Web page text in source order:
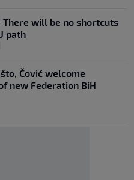
There will be no shortcuts
path
Čović welcome
new Federation BiH